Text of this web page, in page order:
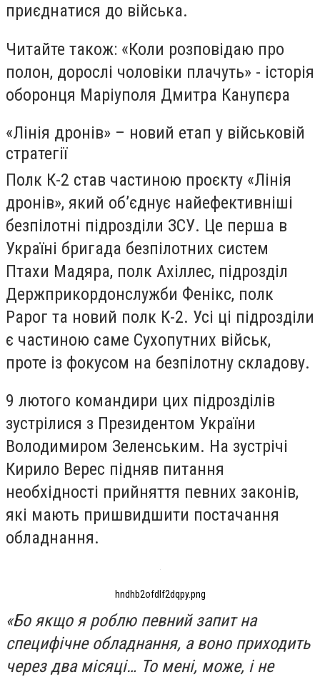
приєднатися до війська.
Читайте також: «Коли розповідаю про
полон, дорослі чоловіки плачуть» - історія
оборонця Маріуполя Дмитра Канупєра
«Лінія дронів» – новий етап у військовій
стратегії
Полк К-2 став частиною проєкту «Лінія
дронів», який об’єднує найефективніші
безпілотні підрозділи ЗСУ. Це перша в
Україні бригада безпілотних систем
Птахи Мадяра, полк Ахіллес, підрозділ
Держприкордонслужби Фенікс, полк
Рарог та новий полк К-2. Усі ці підрозділи
є частиною саме Сухопутних військ,
проте із фокусом на безпілотну складову.
9 лютого командири цих підрозділів
зустрілися з Президентом України
Володимиром Зеленським. На зустрічі
Кирило Верес підняв питання
необхідності прийняття певних законів,
які мають пришвидшити постачання
обладнання.
hndhb2ofdlf2dqpy.png
«Бо якщо я роблю певний запит на
специфічне обладнання, а воно приходить
через два місяці… То мені, може, і не